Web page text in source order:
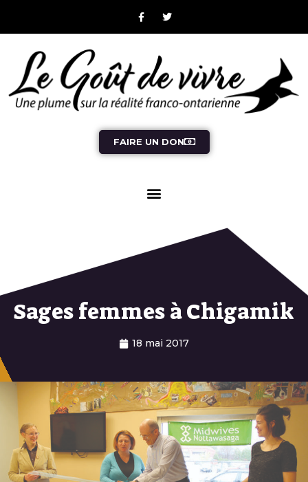
FAIRE UN DON
Sages femmes à Chigamik
18 mai 2017